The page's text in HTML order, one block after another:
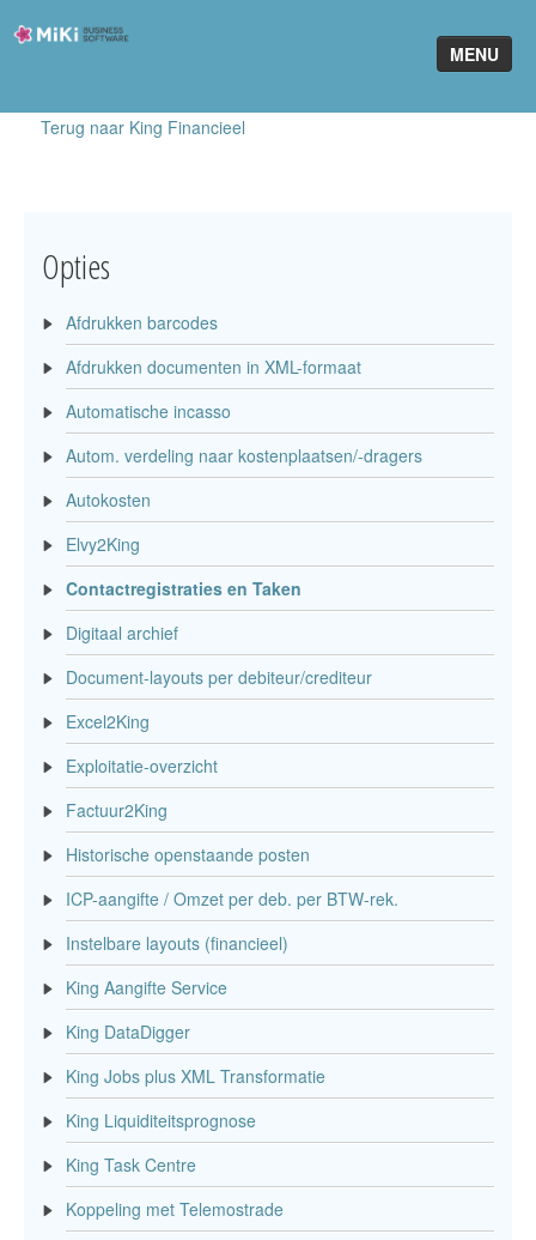
MENU
Software
Home
Telefonie
Partners
Klant worden
Terug naar King Financieel
Opties
Afdrukken barcodes
Afdrukken documenten in XML-formaat
Automatische incasso
Autom. verdeling naar kostenplaatsen/-dragers
Autokosten
Elvy2King
Contactregistraties en Taken
Digitaal archief
Document-layouts per debiteur/crediteur
Excel2King
Exploitatie-overzicht
Factuur2King
Historische openstaande posten
ICP-aangifte / Omzet per deb. per BTW-rek.
Instelbare layouts (financieel)
King Aangifte Service
King DataDigger
King Jobs plus XML Transformatie
King Liquiditeitsprognose
King Task Centre
Koppeling met Telemostrade